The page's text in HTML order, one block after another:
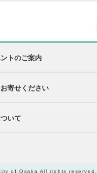
トのご案内
寄せください
いて
of Osaka All rights reserved.